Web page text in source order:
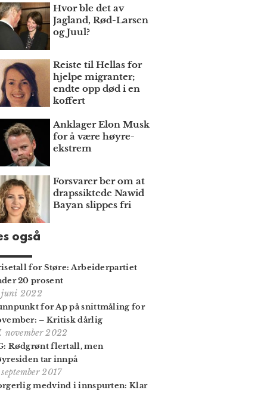
Hvor ble det av
Jagland, Rød-Larsen
og Juul?
Reiste til Hellas for
hjelpe migranter;
endte opp død i en
koffert
Anklager Elon Musk
for å være høyre­
ekstrem
Forsvarer ber om at
draps­siktede Nawid
Bayan slippes fri
også
for Støre: Arbeiderpartiet
20 prosent
2022
for Ap på snittmåling for
– Kritisk dårlig
november 2022
Rødgrønt flertall, men
tar innpå
2017
medvind i innspurten: Klar